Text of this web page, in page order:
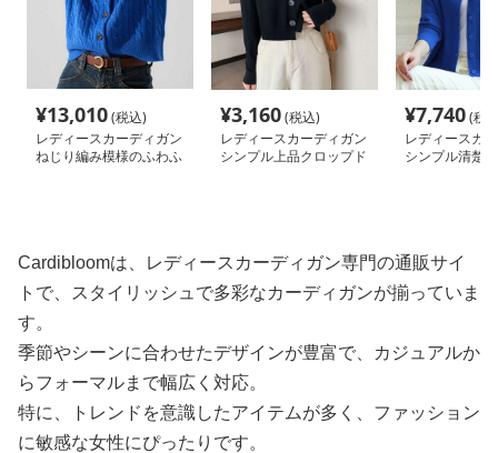
¥13,010(税込)
レディースカーディガン
ねじり編み模様のふわふ
¥3,160(税込)
レディースカーディガン
シンプル上品クロップド
¥7,740(税
レディースカ
シンプル清楚
Cardibloomは、レディースカーディガン専門の通販サイ
トで、スタイリッシュで多彩なカーディガンが揃っていま
す。
季節やシーンに合わせたデザインが豊富で、カジュアルか
らフォーマルまで幅広く対応。
特に、トレンドを意識したアイテムが多く、ファッション
に敏感な女性にぴったりです。